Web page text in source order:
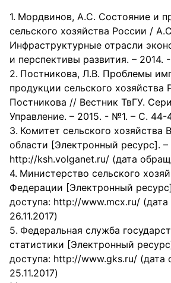
Мордвинов, А.С. Состояние и
сельского хозяйства России /
Инфраструктурные отрасли
и перспективы развития. –
Постникова, Л.В. Проблемы
продукции сельского хозяйства
Постникова // Вестник ТвГУ.
Управление. – 2015. - №1. – С. 44-
Комитет сельского хозяйства
области [Электронный ресурс].
http://ksh.volganet.ru/ (дата
Министерство сельского
Федерации [Электронный
доступа: http://www.mcx.ru/
26.11.2017)
Федеральная служба
статистики [Электронный
доступа: http://www.gks.ru/ (дата
25.11.2017)